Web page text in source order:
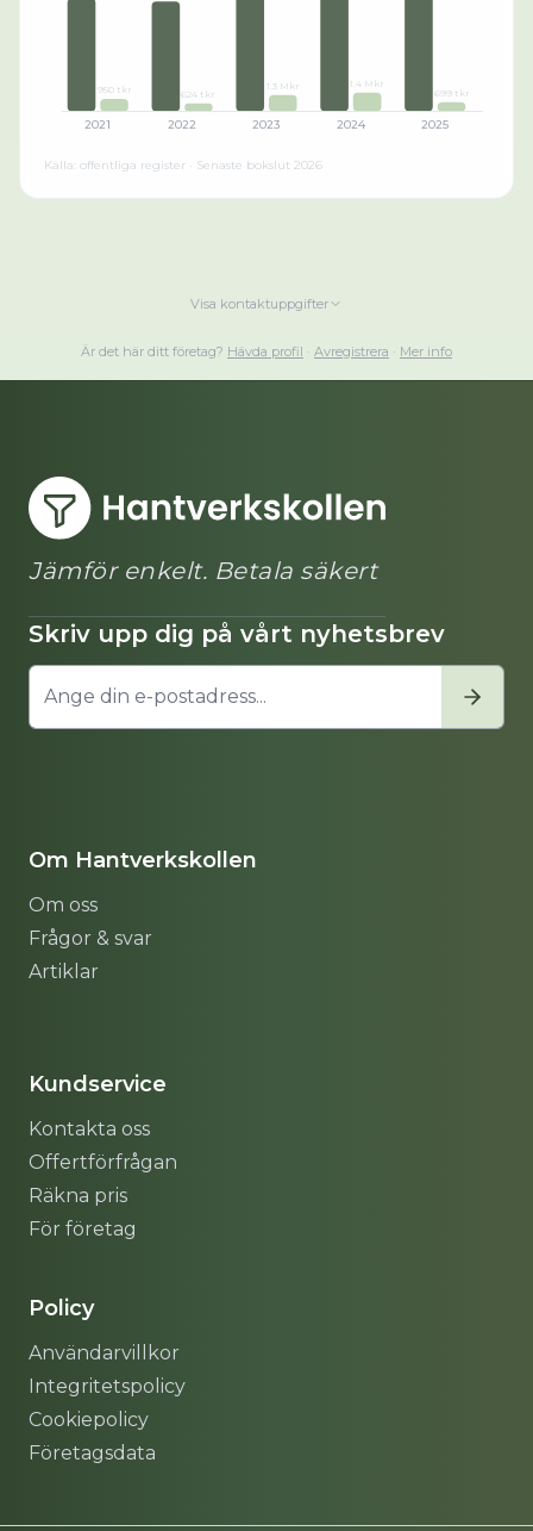
950 tkr
2021
624 tkr
2022
1.3 Mkr
2023
1.4 Mkr
2024
699 tkr
2025
Källa: offentliga register · Senaste bokslut 2026
Visa kontaktuppgifter
Är det här ditt företag? Hävda profil · Avregistrera · Mer info
Jämför enkelt. Betala säkert
Skriv upp dig på vårt nyhetsbrev
Om Hantverkskollen
Om oss
Frågor & svar
Artiklar
Kundservice
Kontakta oss
Offertförfrågan
Räkna pris
För företag
Policy
Användarvillkor
Integritetspolicy
Cookiepolicy
Företagsdata